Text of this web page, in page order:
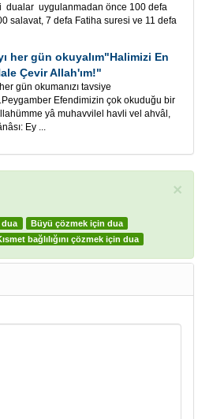
dualar uygulanmadan önce 100 defa
salavat, 7 defa Fatiha suresi ve 11 defa
her gün okuyalım"Halimizi En
Çevir Allah'ım!"
gün okumanızı tavsiye
Efendimizin çok okuduğu bir
yâ muhavvilel havli vel ahvâl,
Ey ...
×
dua
Büyü çözmek için dua
bağlılığını çözmek için dua